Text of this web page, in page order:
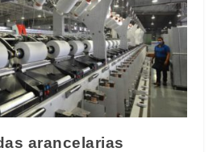
arancelarias